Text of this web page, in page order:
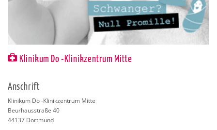
Klinikum Do -Klinikzentrum Mitte
An­schrift
Kli­ni­kum Do -Kli­nik­zen­trum Mitte
Be­ur­haus­stra­ße 40
44137 Dort­mund